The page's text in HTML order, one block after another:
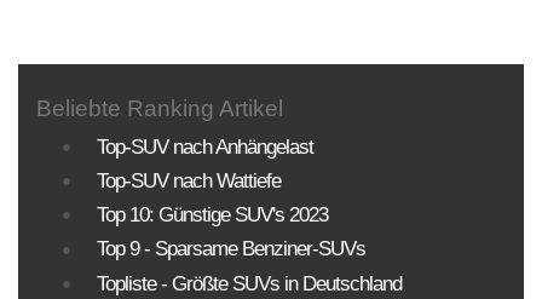
Beliebte Ranking Artikel
Top-SUV nach Anhängelast
Top-SUV nach Wattiefe
Top 10: Günstige SUV's 2023
Top 9 - Sparsame Benziner-SUVs
Topliste - Größte SUVs in Deutschland